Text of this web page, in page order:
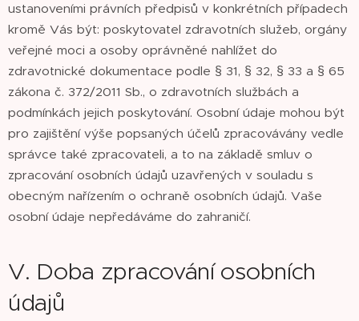
ustanoveními právních předpisů v konkrétních případech
kromě Vás být: poskytovatel zdravotních služeb, orgány
veřejné moci a osoby oprávněné nahlížet do
zdravotnické dokumentace podle § 31, § 32, § 33 a § 65
zákona č. 372/2011 Sb., o zdravotních službách a
podmínkách jejich poskytování. Osobní údaje mohou být
pro zajištění výše popsaných účelů zpracovávány vedle
správce také zpracovateli, a to na základě smluv o
zpracování osobních údajů uzavřených v souladu s
obecným nařízením o ochraně osobních údajů. Vaše
osobní údaje nepředáváme do zahraničí.
V. Doba zpracování osobních
údajů